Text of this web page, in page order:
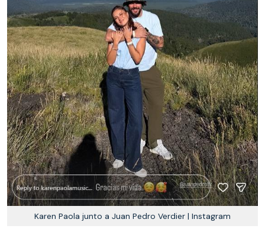
Karen Paola junto a Juan Pedro Verdier | Instagram